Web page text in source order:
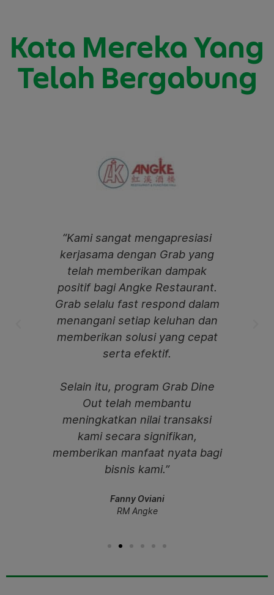
Kata Mereka Yang
Telah Bergabung
“Kami sangat mengapresiasi
kerjasama dengan Grab yang
telah memberikan dampak
positif bagi Angke Restaurant.
Grab selalu fast respond dalam
menangani setiap keluhan dan
memberikan solusi yang cepat
serta efektif.
Selain itu, program Grab Dine
Out telah membantu
meningkatkan nilai transaksi
kami secara signifikan,
memberikan manfaat nyata bagi
bisnis kami.”
Fanny Oviani
RM Angke